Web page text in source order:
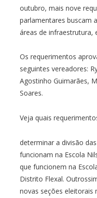
outubro, mais nove
parlamentares buscam
áreas de infraestrutura,
Os requerimentos
seguintes vereadores:
Agostinho Guimarães,
Soares.
Veja quais
determinar a divisão
funcionam na Escola
que funcionem na
Distrito Flexal.
novas seções eleitorais